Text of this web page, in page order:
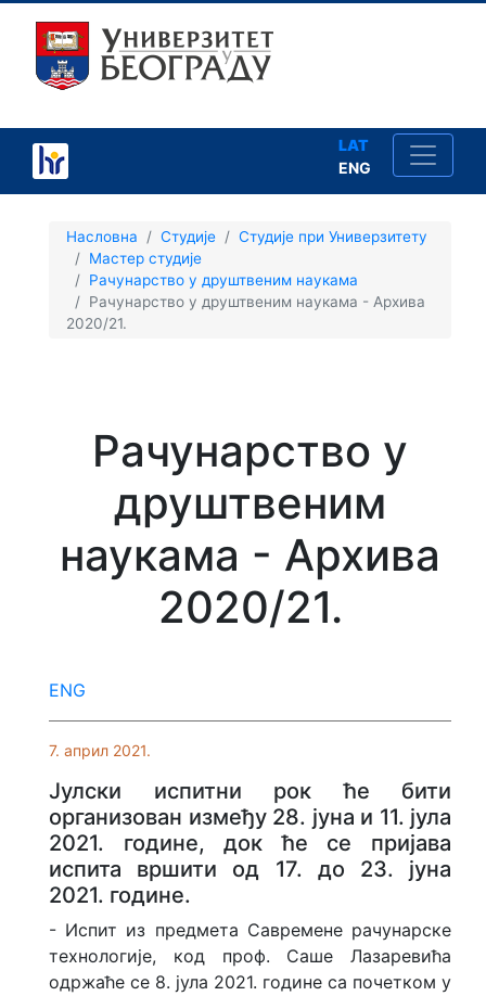
LAT
ENG
Школарине
Врсте и нивои студија
Каталог студијских програма
Докторске студије
Студије при Универзитету
Признавање страних
високошколских исправа
Верификација исправа
Центар за континуирану едукацију
Насловна Студије
Студије при Универзитету
Мастер студије
Рачунарство у друштвеним наукама
Рачунарство у друштвеним наукама - Архива
2020/21.
Рачунарство у
друштвеним
наукама - Архива
2020/21.
ENG
7. април 2021.
Јулски испитни рок ће бити
организован између 28. јуна и 11. јула
2021. године, док ће се пријава
испита вршити од 17. до 23. јуна
2021. године.
- Испит из предмета Савремене рачунарске
технологије, код проф. Саше Лазаревића
одржаће се 8. јула 2021. године са почетком у